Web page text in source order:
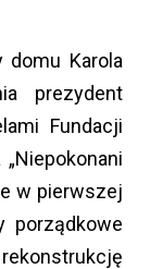
domu Karola
prezydent
Fundacji
w pierwszej
porządkowe